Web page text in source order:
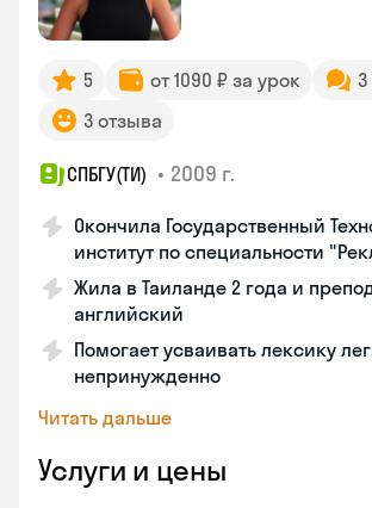
5 от 1090 ₽ за урок
3
3 отзыва
СПБГУ(ТИ) • 2009 г.
Окончила Государственный
институт по специальности
Жила в Таиланде 2 года и
английский
Помогает усваивать лексику
непринужденно
Читать дальше
Услуги и цены